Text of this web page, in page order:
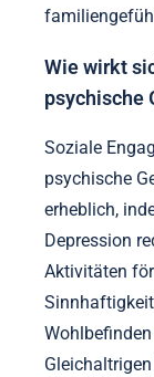
Wie wirkt
psychische
Soziale
psychische
erheblich,
Depression
Aktivitäten